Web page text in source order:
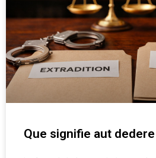
Que signifie aut